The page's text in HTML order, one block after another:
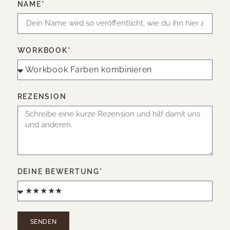
NAME*
WORKBOOK*
REZENSION
DEINE BEWERTUNG*
SENDEN